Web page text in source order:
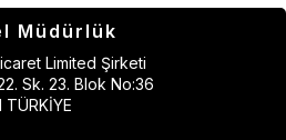
Müdürlük
Limited Şirketi
Sk. 23. Blok No:36